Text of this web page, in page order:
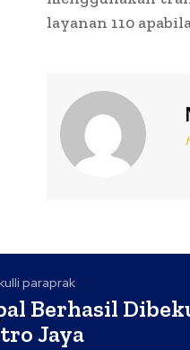
layanan 110
paraprak
Berhasil
Jaya